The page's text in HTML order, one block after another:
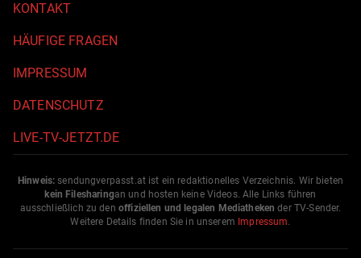
KONTAKT
HÄUFIGE FRAGEN
IMPRESSUM
DATENSCHUTZ
LIVE-TV-JETZT.DE
Hinweis: sendungverpasst.at ist ein redaktionelles Verzeichnis. Wir bieten
kein Filesharingan und hosten keine Videos. Alle Links führen
ausschließlich zu den offiziellen und legalen Mediatheken der TV-Sender.
Weitere Details finden Sie in unserem Impressum.